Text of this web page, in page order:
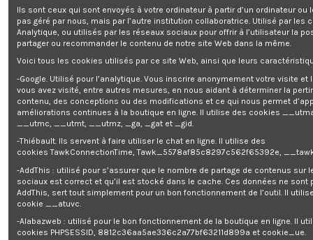
deserunt aliquip nisi ex deserunt.
Description
Détails du produit
Puissance : 1100W
Bol en acier inoxydable de 5L pour préparer au maximum 2.5 - 3kg de pâte
Bras multifonctions orientable à 35°
Contrôle électronique de la vitesse
Mécanisme de verrouillage et de déverrouillage pour le bras multifonctions
Changement d'accessoires à serrage rapide
Ils sont ceux qui sont envoyés à votre ordinateur à partir d’un ordinateur ou
pas géré par nous, mais par l’autre institution collaboratrice. Utilisé par les
Analytique, ou utilisés par les réseaux sociaux pour offrir à l’utilisateur la
partager ou recommander le contenu de notre site Web dans la même.
Voici tous les cookies utilisés par ce site Web, ainsi que leurs
-Google. Utilisé pour l’analytique. Vous inscrire anonymement votre visite et
vous avez visité, entre autres mesures, en nous aidant à déterminer la
contenu, des conceptions ou des modifications et ce qui nous permet
améliorations continues à la boutique en ligne. Il utilise des cookies
__utmc, __utmt, __utmz, _ga, _gat et _gid.
-Thiébault. Ils servent à faire utiliser le chat en ligne. Il utilise des
cookies TawkConnectionTime, Tawk_5578af85c8297c562f65392e,
-AddThis : utilisé pour s’assurer que le nombre de partage de contenus sur
sociaux est correct et qu’il est stocké dans le cache. Ces données ne sont
AddThis, sert tout simplement pour un bon fonctionnement de l’outil. Il
cookie __atuvc.
-Alabazweb : utilisé pour le bon fonctionnement de la boutique en ligne. Il
cookies PHPSESSID, 8812c36aa5ae336c2a77bf63211d899a et cookie_ue.